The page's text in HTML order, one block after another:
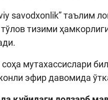
savodxonlik” таълим
тўлов тизими
мутахассислари
эфир давомида